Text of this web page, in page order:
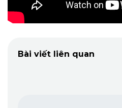
Bài viết liên quan